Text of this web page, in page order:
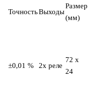
ТочностьВыходы
Размер
(мм)
±0,01 % 2x реле
72 x
24